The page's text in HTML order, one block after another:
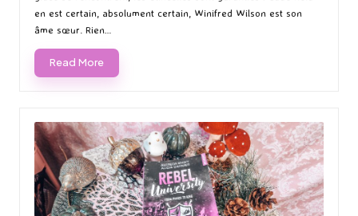
en est certain, absolument certain, Winifred Wilson est son
âme sœur. Rien…
Read More